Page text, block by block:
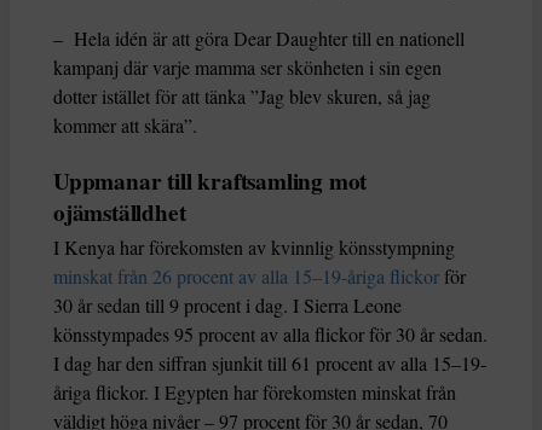
– Hela idén är att göra Dear Daughter till en nationell
kampanj där varje mamma ser skönheten i sin egen
dotter istället för att tänka ”Jag blev skuren, så jag
kommer att skära”.
Uppmanar till kraftsamling mot
ojämställdhet
I Kenya har förekomsten av kvinnlig könsstympning
minskat från 26 procent av alla 15–19-åriga flickorför
30 år sedan till 9 procent i dag. I Sierra Leone
könsstympades 95 procent av alla flickor för 30 år sedan.
I dag har den siffran sjunkit till 61 procent av alla 15–19-
åriga flickor. I Egypten har förekomsten minskat från
väldigt höga nivåer – 97 procent för 30 år sedan, 70